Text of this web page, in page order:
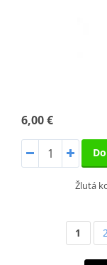
6,00 €
Žlutá
1 2